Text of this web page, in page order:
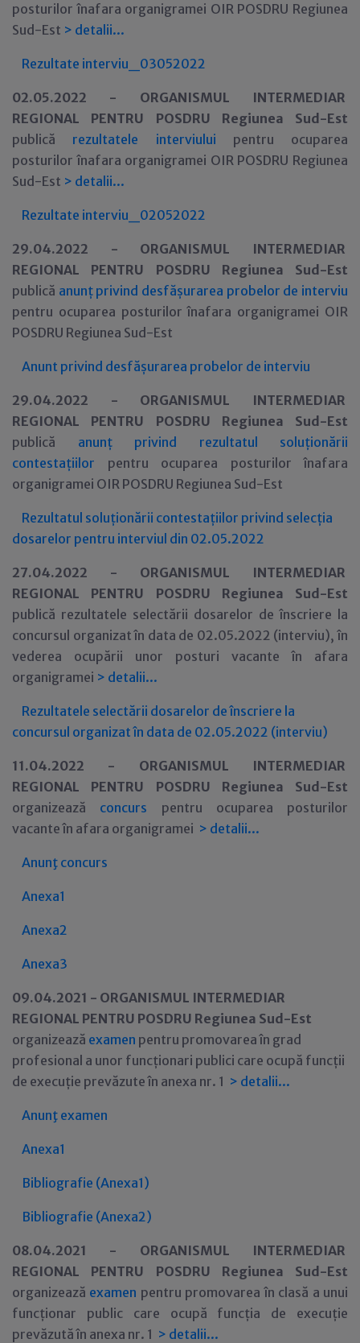
posturilorînafara organigramei OIR POSDRU Regiunea
Sud-Est > detalii...
Rezultate interviu_03052022
02.05.2022 - ORGANISMUL INTERMEDIAR
REGIONAL PENTRU POSDRU Regiunea Sud-Est
publică rezultatele interviului pentru ocuparea
posturilorînafara organigramei OIR POSDRU Regiunea
Sud-Est > detalii...
Rezultate interviu_02052022
29.04.2022 - ORGANISMUL INTERMEDIAR
REGIONAL PENTRU POSDRU Regiunea Sud-Est
publică anunț privind desfășurarea probelor de interviu
pentru ocuparea posturilorînafara organigramei OIR
POSDRU Regiunea Sud-Est
Anunt privind desfășurarea probelor de interviu
29.04.2022 - ORGANISMUL INTERMEDIAR
REGIONAL PENTRU POSDRU Regiunea Sud-Est
publică anunț privind rezultatul soluționării
contestațiilor pentru ocuparea posturilorînafara
organigramei OIR POSDRU Regiunea Sud-Est
Rezultatul soluționării contestațiilor privind selecția
dosarelor pentru interviul din 02.05.2022
27.04.2022 - ORGANISMUL INTERMEDIAR
REGIONAL PENTRU POSDRU Regiunea Sud-Est
publică rezultatele selectării dosarelor de înscriere la
concursul organizat în data de 02.05.2022 (interviu), în
vederea ocupării unor posturi vacante în afara
organigramei > detalii...
Rezultatele selectării dosarelor de înscriere la
concursul organizat în data de 02.05.2022 (interviu)
11.04.2022 - ORGANISMUL INTERMEDIAR
REGIONAL PENTRU POSDRU Regiunea Sud-Est
organizează concurs pentru ocuparea posturilor
vacante în afara organigramei > detalii...
Anunţ concurs
Anexa1
Anexa2
Anexa3
09.04.2021 - ORGANISMUL INTERMEDIAR
REGIONAL PENTRU POSDRU Regiunea Sud-Est
organizează examen pentru promovareaîn grad
profesional a unor funcționari publici care ocupă funcții
de execuție prevăzuteîn anexa nr. 1 > detalii...
Anunţ examen
Anexa1
Bibliografie (Anexa1)
Bibliografie (Anexa2)
08.04.2021 - ORGANISMUL INTERMEDIAR
REGIONAL PENTRU POSDRU Regiunea Sud-Est
organizează examen pentru promovareaîn clasă a unui
funcționar public care ocupă funcția de execuție
prevăzută în anexa nr. 1 > detalii...